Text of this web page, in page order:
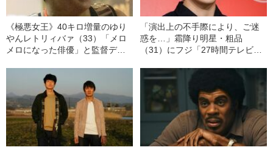
《極悪女王》40キロ増量のゆり
やんレトリィバァ（33）「メロ
メロになった俳優」と監督デビ
彩芽＆唐田えりかも参加の打ち
上げでは…」
「演出上の不手際により、ご迷
惑を…」霜降り明星・粗品
（31）にフジ「27時間テレビ」
トラブル”とは？》